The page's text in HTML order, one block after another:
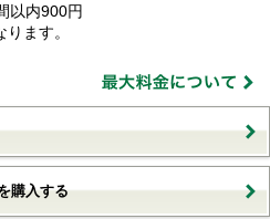
以内900円
ます。
購入する